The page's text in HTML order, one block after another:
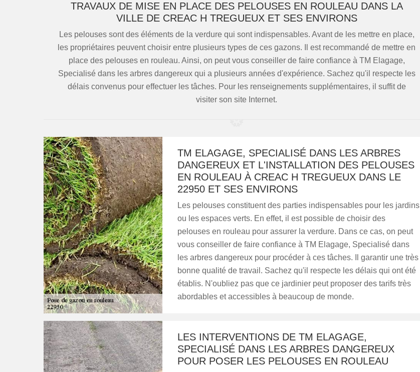
TRAVAUX DE MISE EN PLACE DES PELOUSES EN ROULEAU DANS LA
VILLE DE CREAC H TREGUEUX ET SES ENVIRONS
Les pelouses sont des éléments de la verdure qui sont indispensables. Avant de les mettre en place,
les propriétaires peuvent choisir entre plusieurs types de ces gazons. Il est recommandé de mettre en
place des pelouses en rouleau. Ainsi, on peut vous conseiller de faire confiance à TM Elagage,
Specialisé dans les arbres dangereux qui a plusieurs années d'expérience. Sachez qu'il respecte les
délais convenus pour effectuer les tâches. Pour les renseignements supplémentaires, il suffit de
visiter son site Internet.
TM ELAGAGE, SPECIALISÉ DANS LES ARBRES
DANGEREUX ET L'INSTALLATION DES PELOUSES
EN ROULEAU À CREAC H TREGUEUX DANS LE
22950 ET SES ENVIRONS
Les pelouses constituent des parties indispensables pour les jardins
ou les espaces verts. En effet, il est possible de choisir des
pelouses en rouleau pour assurer la verdure. Dans ce cas, on peut
vous conseiller de faire confiance à TM Elagage, Specialisé dans
les arbres dangereux pour procéder à ces tâches. Il garantir une très
bonne qualité de travail. Sachez qu'il respecte les délais qui ont été
établis. N'oubliez pas que ce jardinier peut proposer des tarifs très
abordables et accessibles à beaucoup de monde.
LES INTERVENTIONS DE TM ELAGAGE,
SPECIALISÉ DANS LES ARBRES DANGEREUX
POUR POSER LES PELOUSES EN ROULEAU